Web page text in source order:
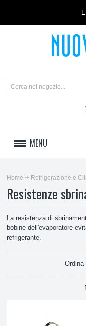
MENU
REFRIGERAZIONE E
Accessori
Celle e Banchi frigo
Balconcini, ripiani
Home Refrigerazione e
Resistenze
La resistenza di
bobine dell'evaporatore
refrigerante.
Ordina